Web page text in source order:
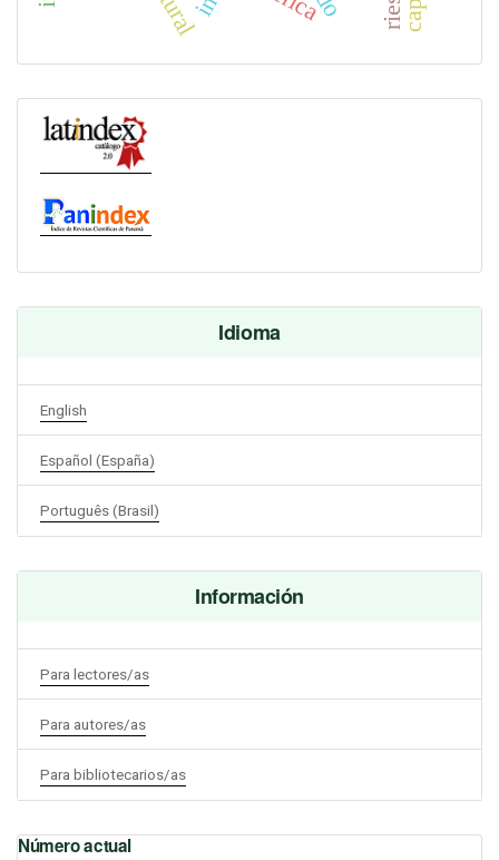
Idioma
English
Español (España)
Português (Brasil)
Información
Para lectores/as
Para autores/as
Para bibliotecarios/as
Número actual